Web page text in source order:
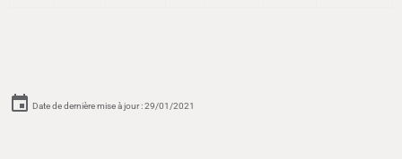
Date de dernière mise à jour : 29/01/2021